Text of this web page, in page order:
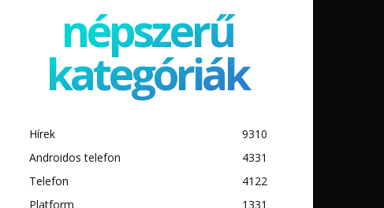
népszerű
kategóriák
Hírek
9310
Androidos telefon
4331
Telefon
4122
Platform
1331